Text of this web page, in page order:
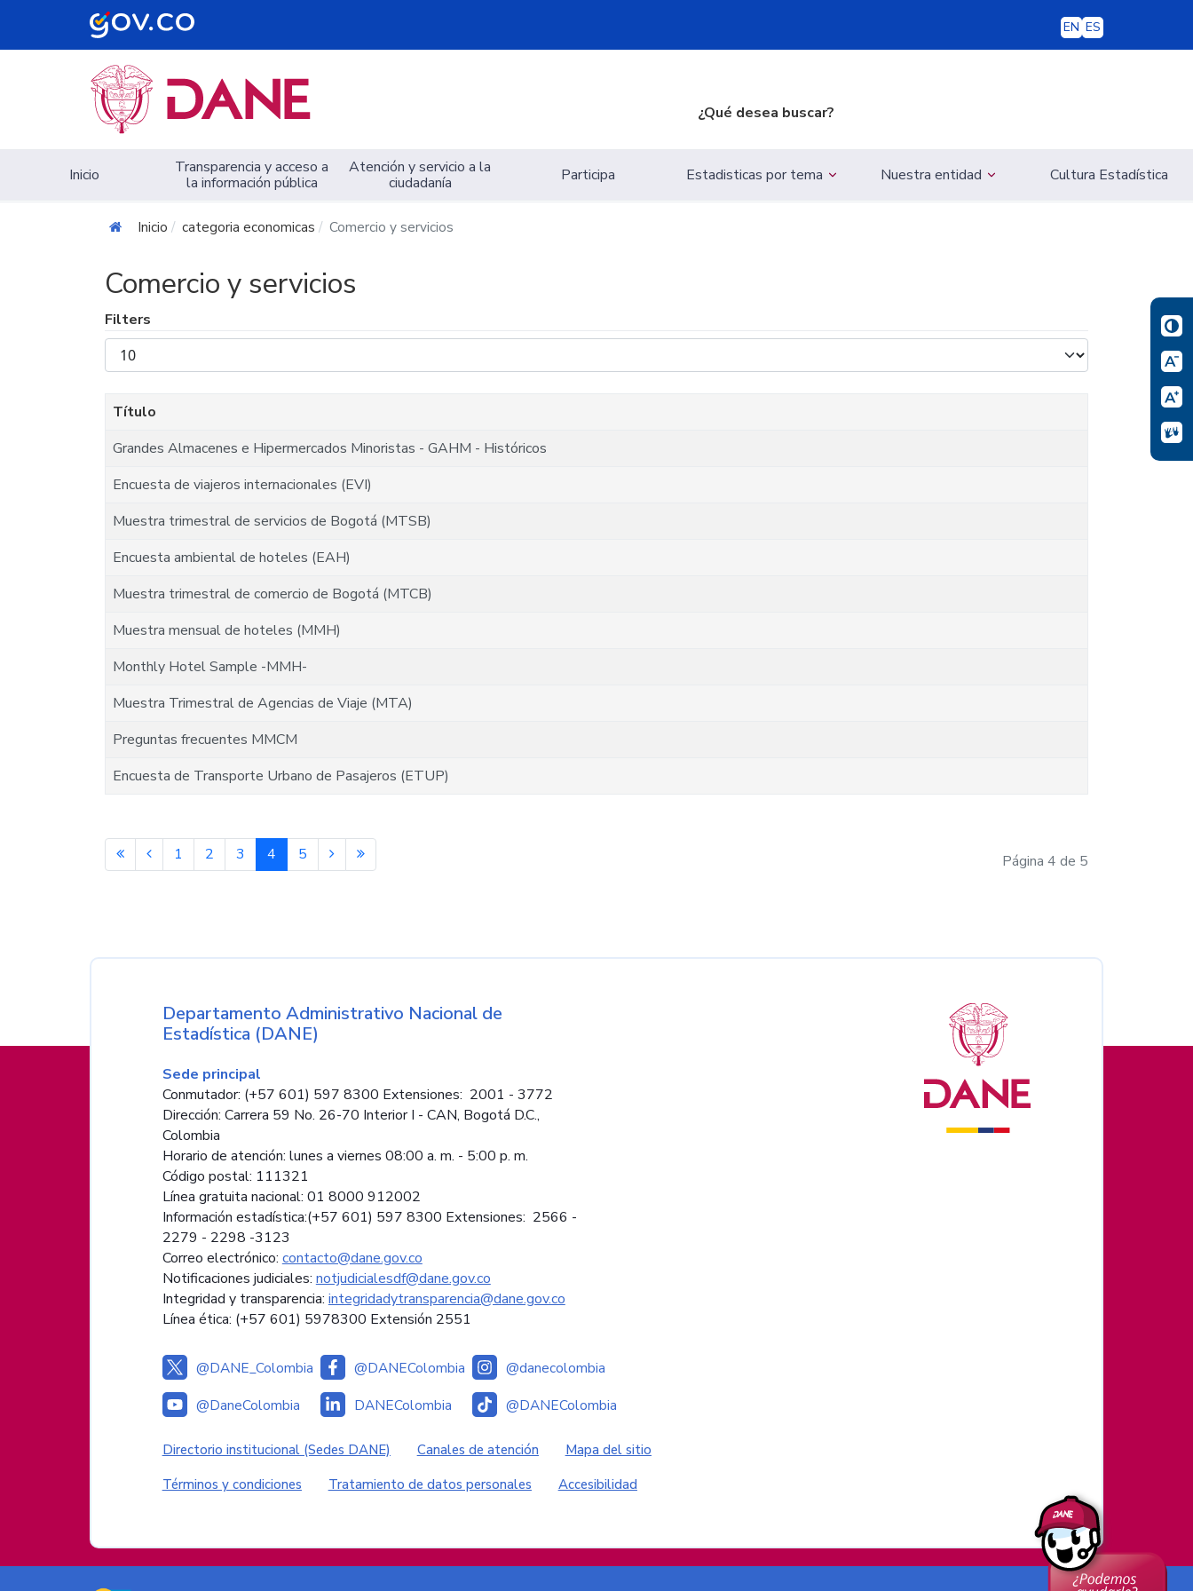
EN ES
¿Qué desea buscar?
Inicio
Transparencia y acceso a
la información pública
Atención y servicio a la
ciudadanía
Participa Estadisticas por tema Nuestra entidad Cultura Estadística
Inicio categoria economicas Comercio y servicios
Comercio y servicios
Filters
Mostrar
#
Título
Grandes Almacenes e Hipermercados Minoristas - GAHM - Históricos
Encuesta de viajeros internacionales (EVI)
Muestra trimestral de servicios de Bogotá (MTSB)
Encuesta ambiental de hoteles (EAH)
Muestra trimestral de comercio de Bogotá (MTCB)
Muestra mensual de hoteles (MMH)
Monthly Hotel Sample -MMH-
Muestra Trimestral de Agencias de Viaje (MTA)
Preguntas frecuentes MMCM
Encuesta de Transporte Urbano de Pasajeros (ETUP)
1 2 3 4 5 Página 4 de 5
Información de pie de página
Nombre de la entidad
Departamento Administrativo Nacional de
Estadística (DANE)
Sede principal
Conmutador: (+57 601) 597 8300 Extensiones: 2001 - 3772
Dirección: Carrera 59 No. 26-70 Interior I - CAN, Bogotá D.C.,
Colombia
Horario de atención: lunes a viernes 08:00 a. m. - 5:00 p. m.
Código postal: 111321
Línea gratuita nacional: 01 8000 912002
Información estadística:(+57 601) 597 8300 Extensiones: 2566 -
2279 - 2298 -3123
Correo electrónico: contacto@dane.gov.co
Notificaciones judiciales: notjudicialesdf@dane.gov.co
Integridad y transparencia: integridadytransparencia@dane.gov.co
Línea ética: (+57 601) 5978300 Extensión 2551
@DANE_Colombia @DANEColombia
@danecolombia
@DaneColombia
DANEColombia @DANEColombia
Enlaces institucionales
Directorio institucional (Sedes DANE) Canales de atención Mapa del sitio
Enlaces del sitio
Términos y condiciones Tratamiento de datos personales Accesibilidad
Logos del Gobierno de Colombia